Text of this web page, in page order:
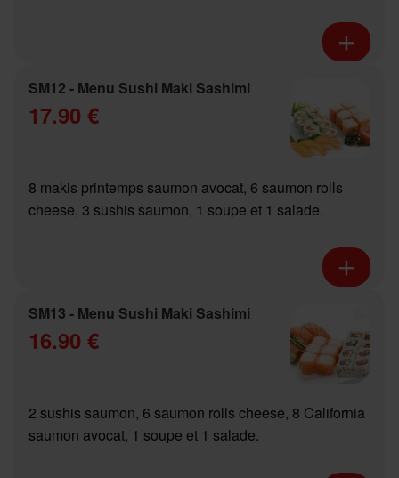
SM12 - Menu Sushi Maki Sashimi
17.90 €
8 makis printemps saumon avocat, 6 saumon rolls
cheese, 3 sushis saumon, 1 soupe et 1 salade.
SM13 - Menu Sushi Maki Sashimi
16.90 €
2 sushis saumon, 6 saumon rolls cheese, 8 California
saumon avocat, 1 soupe et 1 salade.